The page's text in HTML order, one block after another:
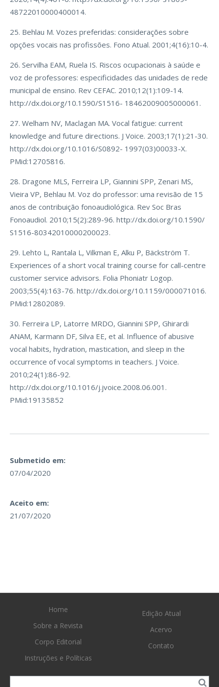
48722010000400014.
25. Behlau M. Vozes preferidas: considerações sobre
opções vocais nas profissões. Fono Atual. 2001;4(16):10-4.
26. Servilha EAM, Ruela IS. Riscos ocupacionais à saúde e
voz de professores: especificidades das unidades de rede
municipal de ensino. Rev CEFAC. 2010;12(1):109-14.
http://dx.doi.org/10.1590/S1516- 18462009005000061.
27. Welham NV, Maclagan MA. Vocal fatigue: current
knowledge and future directions. J Voice. 2003;17(1):21-30.
http://dx.doi.org/10.1016/S0892- 1997(03)00033-X.
PMid:12705816.
28. Dragone MLS, Ferreira LP, Giannini SPP, Zenari MS,
Vieira VP, Behlau M. Voz do professor: uma revisão de 15
anos de contribuição fonoaudiológica. Rev Soc Bras
Fonoaudiol. 2010;15(2):289-96. http://dx.doi.org/10.1590/
S1516-80342010000200023.
29. Lehto L, Rantala L, Vilkman E, Alku P, Bäckström T.
Experiences of a short vocal training course for call-centre
customer service advisors. Folia Phoniatr Logop.
2003;55(4):163-76. http://dx.doi.org/10.1159/000071016.
PMid:12802089.
30. Ferreira LP, Latorre MRDO, Giannini SPP, Ghirardi
ANAM, Karmann DF, Silva EE, et al. Influence of abusive
vocal habits, hydration, mastication, and sleep in the
occurrence of vocal symptoms in teachers. J Voice.
2010;24(1):86-92.
http://dx.doi.org/10.1016/j.jvoice.2008.06.001.
PMid:19135852
Submetido em:
07/04/2020
Aceito em:
21/07/2020
Home
Sobre a Revista
Corpo Editorial
Instruções e Políticas
Edição Atual
Acervo
Contato